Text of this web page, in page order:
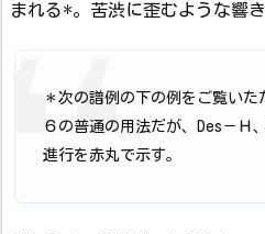
まれる*。苦渋に歪むような響き
＊次の譜例の下の例をご覧い
６の普通の用法だが、Des－Ｈ
進行を赤丸で示す。